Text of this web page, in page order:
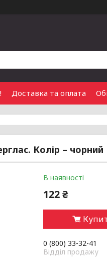
Доставка та оплата
Колір – чорний
В наявності
122 ₴
0 (800) 33-32-41
Відділ продажу